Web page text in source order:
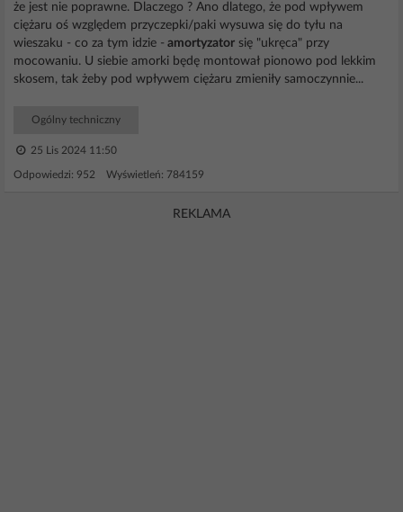
że jest nie poprawne. Dlaczego ? Ano dlatego, że pod wpływem
ciężaru oś względem przyczepki/paki wysuwa się do tyłu na
wieszaku - co za tym idzie - amortyzator się "ukręca" przy
mocowaniu. U siebie amorki będę montował pionowo pod lekkim
skosem, tak żeby pod wpływem ciężaru zmieniły samoczynnie...
Ogólny techniczny
25 Lis 2024 11:50
Odpowiedzi: 952 Wyświetleń: 784159
REKLAMA